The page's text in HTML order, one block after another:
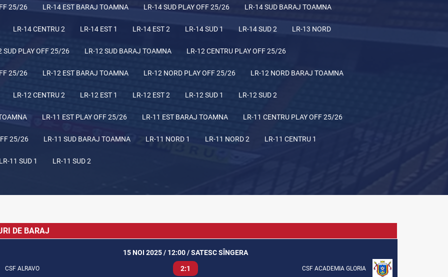
25/26 LR-14 EST BARAJ TOAMNA LR-14 SUD PLAY OFF 25/26 LR-14 SUD BARAJ TOAMNA
LR-14 CENTRU 2 LR-14 EST 1 LR-14 EST 2 LR-14 SUD 1 LR-14 SUD 2 LR-13 NORD
SUD PLAY OFF 25/26 LR-12 SUD BARAJ TOAMNA LR-12 CENTRU PLAY OFF 25/26
25/26 LR-12 EST BARAJ TOAMNA LR-12 NORD PLAY OFF 25/26 LR-12 NORD BARAJ TOAMNA
LR-12 CENTRU 2 LR-12 EST 1 LR-12 EST 2 LR-12 SUD 1 LR-12 SUD 2
LR-11 EST PLAY OFF 25/26 LR-11 EST BARAJ TOAMNA LR-11 CENTRU PLAY OFF 25/26
25/26 LR-11 SUD BARAJ TOAMNA LR-11 NORD 1 LR-11 NORD 2 LR-11 CENTRU 1
11 SUD 1 LR-11 SUD 2
DE BARAJ
15 NOI 2025 / 12:00 / SATESC SÎNGERA
CSF ALRAVO 2:1 CSF ACADEMIA GLORIA